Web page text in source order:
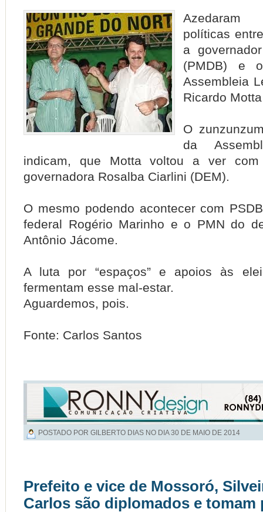
políticas
a
(PMDB) e
Assembleia
Ricardo
O
da
indicam, que Motta voltou a ver com
governadora Rosalba Ciarlini (DEM).
O mesmo podendo acontecer com
federal Rogério Marinho e o PMN do
Antônio Jácome.
A luta por “espaços” e apoios às
fermentam esse mal-estar.
Aguardemos, pois.
Fonte: Carlos Santos
POSTADO POR GILBERTO DIAS NO DIA30 DE MAIO DE 2014
Prefeito e vice de Mossoró,
Carlos são diplomados e tomam